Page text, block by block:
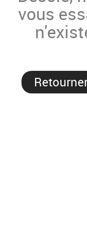
vous